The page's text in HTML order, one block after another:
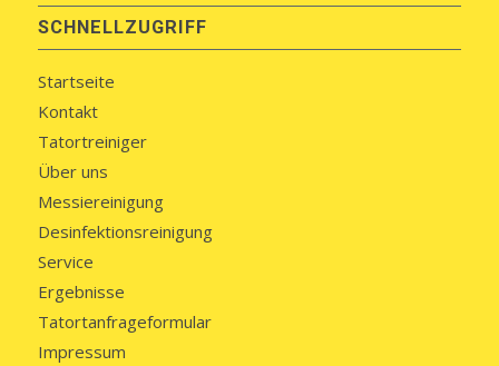
SCHNELLZUGRIFF
Startseite
Kontakt
Tatortreiniger
Über uns
Messiereinigung
Desinfektionsreinigung
Service
Ergebnisse
Tatortanfrageformular
Impressum